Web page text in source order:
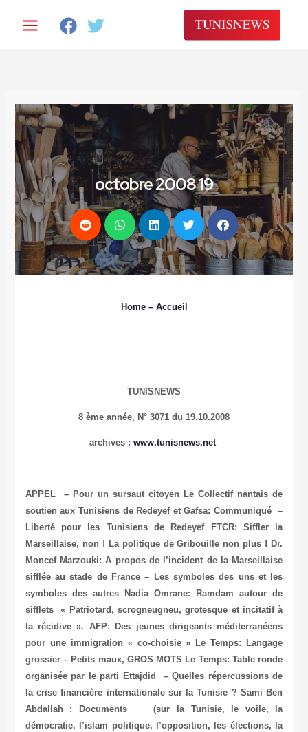
المحتوى
19 octobre 2008
Home– Accueil
TUNISNEWS
8 ème année, N° 3071 du 19.10.2008
archives : www.tunisnews.net
APPEL – Pour un sursaut citoyen Le Collectif nantais de
soutien aux Tunisiens de Redeyef et Gafsa: Communiqué –
Liberté pour les Tunisiens de RedeyefFTCR: Siffler la
Marseillaise, non ! La politique de Gribouille non plus ! Dr.
Moncef Marzouki: A propos de l’incident de la Marseillaise
sifflée au stade de France – Les symboles des uns et les
symboles des autresNadia Omrane: Ramdam autour de
sifflets « Patriotard, scrogneugneu, grotesque et incitatif à
la récidive ». AFP: Des jeunes dirigeants méditerranéens
pour une immigration « co-choisie » Le Temps: Langage
grossier – Petits maux, GROS MOTS Le Temps: Table ronde
organisée par le parti Ettajdid – Quelles répercussions de
la crise financière internationale sur la Tunisie ? Sami Ben
Abdallah : Documents (sur la Tunisie, le voile, la
démocratie, l’islam politique, l’opposition, les élections, la